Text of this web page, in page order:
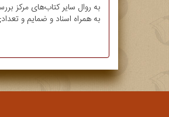
به روال سایر کتاب‌های مرکز
به همراه اسناد و ضمایم و